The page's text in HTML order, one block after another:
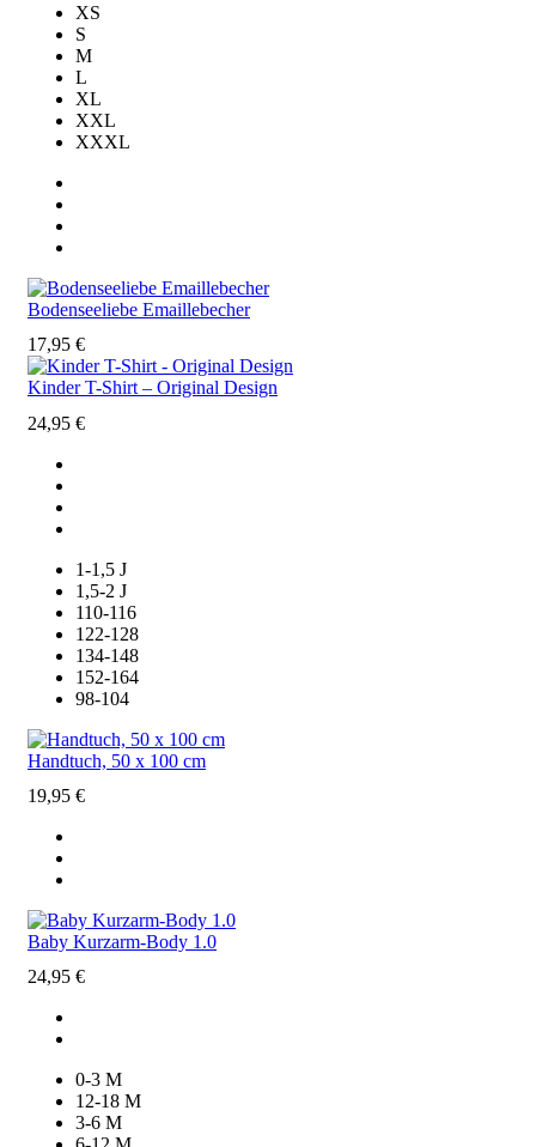
XS
S
M
L
XL
XXL
XXXL
Bodenseeliebe Emaillebecher
17,95 €
Kinder T-Shirt – Original Design
24,95 €
1-1,5 J
1,5-2 J
110-116
122-128
134-148
152-164
98-104
Handtuch, 50 x 100 cm
19,95 €
Baby Kurzarm-Body 1.0
24,95 €
0-3 M
12-18 M
3-6 M